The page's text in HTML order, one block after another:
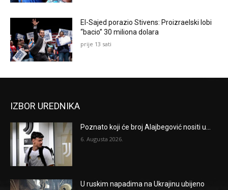
El-Sajed porazio Stivens: Proizraelski lobi
“bacio” 30 miliona dolara
prije 13 sati
IZBOR UREDNIKA
Poznato koji će broj Alajbegović nositi u...
6. Augusta 2026.
U ruskim napadima na Ukrajinu ubijeno